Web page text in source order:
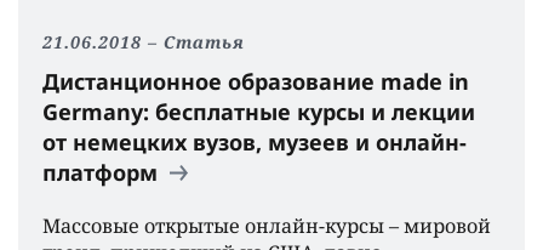
21.06.2018 Статья
Дистанционное образование made in
Germany: бесплатные курсы и лекции
от немецких вузов, музеев и онлайн-
платформ
Массовые открытые онлайн-курсы – мировой